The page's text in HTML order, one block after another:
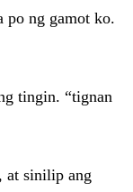
po ng gamot ko.
tingin. “tignan
at sinilip ang